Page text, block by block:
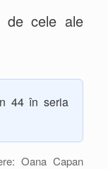
de cele ale
44 în seria
Oana Capan